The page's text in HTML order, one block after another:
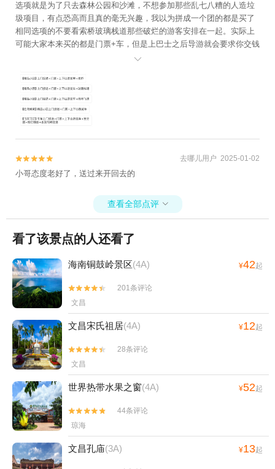
选项就是为了只去森林公园和沙滩，不想参加那些乱七八糟的人造垃
圾项目，有点恐高而且真的毫无兴趣，我以为拼成一个团的都是买了
相同选项的不要看索桥玻璃栈道那些破烂的游客安排在一起。实际上
可能大家本来买的都是门票+车，但是上巴士之后导游就会要求你交钱
增加项目，说如果不加不玩那你就原地干瞪眼两个小时等别人玩完。
很劣质很矮的玻璃平台。如果不是威胁我们不玩就坐等的话正常给我
们钱都不要上的。报的小团说是不超过21人，实际上载荷28人的巴士
全坐满了。既然上车之后还是要加项目，那么不知道上架这么多不同
项目的团选项是表演给谁看。另外承诺的0购物行程也假，那个云顶咖


 去哪儿用户 2025-01-02
小哥态度老好了，送过来开回去的
查看全部点评 
看了该景点的人还看了
海南铜鼓岭景区(4A) ¥42起


201条评论
文昌
文昌宋氏祖居(4A) ¥12起


28条评论
文昌
世界热带水果之窗(4A) ¥52起


44条评论
琼海
文昌孔庙(3A) ¥13起